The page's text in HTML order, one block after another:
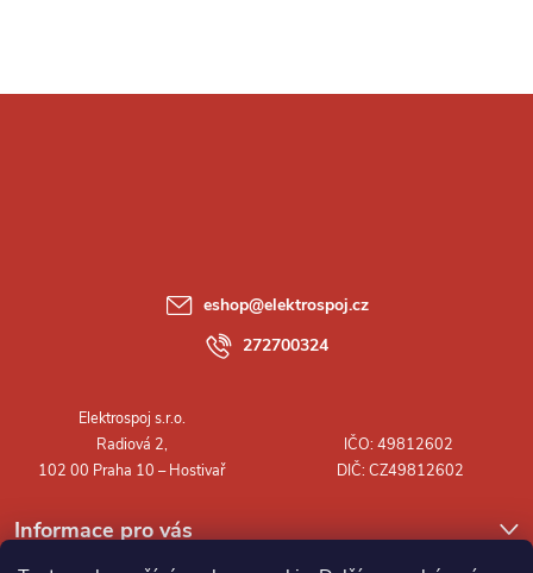
Informace pro vás
eshop@elektrospoj.cz
272700324